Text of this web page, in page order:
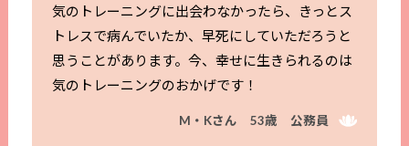
気のトレーニングに出会わなかったら、きっとス
トレスで病んでいたか、早死にしていただろうと
思うことがあります。今、幸せに生きられるのは
気のトレーニングのおかげです！
M・Kさん 53歳 公務員